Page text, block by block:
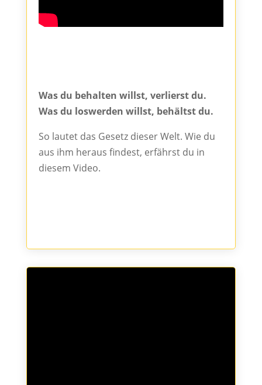
Was du behalten willst, verlierst du.
Was du loswerden willst, behältst du.
So lautet das Gesetz dieser Welt. Wie du
aus ihm heraus findest, erfährst du in
diesem Video.